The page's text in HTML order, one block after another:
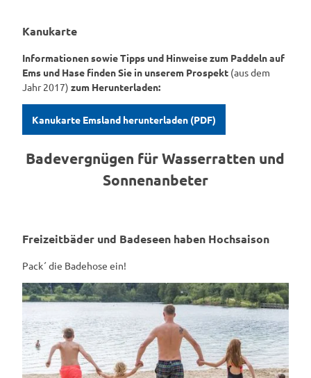
Kanukarte
Informationen sowie Tipps und Hinweise zum Paddeln auf
Ems und Hase finden Sie in unserem Prospekt (aus dem
Jahr 2017) zum Herunterladen:
Kanukarte Emsland herunterladen (PDF)
Badevergnügen für Wasserratten und
Sonnenanbeter
Freizeitbäder und Badeseen haben Hochsaison
Pack´ die Badehose ein!